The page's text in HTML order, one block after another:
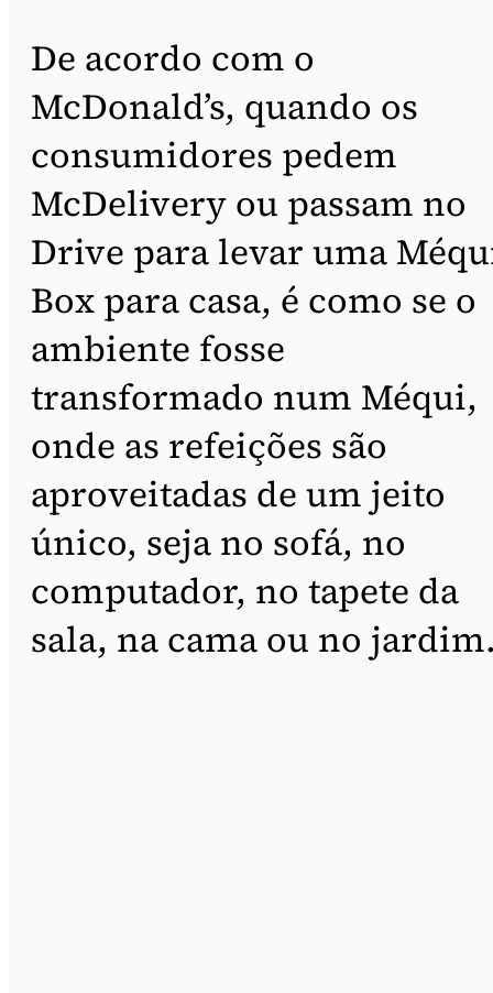
De acordo com o
McDonald’s, quando os
consumidores pedem
McDelivery ou passam no
Drive para levar uma
Box para casa, é como se o
ambiente fosse
transformado num Méqui,
onde as refeições são
aproveitadas de um jeito
único, seja no sofá, no
computador, no tapete da
sala, na cama ou no